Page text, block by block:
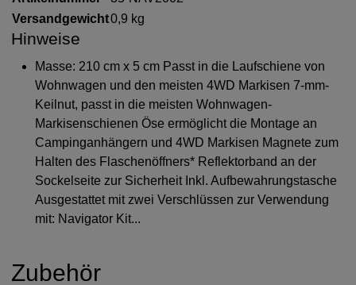
Versandgewicht0,9 kg
Hinweise
Masse: 210 cm x 5 cm Passt in die Laufschiene von
Wohnwagen und den meisten 4WD Markisen 7-mm-
Keilnut, passt in die meisten Wohnwagen-
Markisenschienen Öse ermöglicht die Montage an
Campinganhängern und 4WD Markisen Magnete zum
Halten des Flaschenöffners* Reflektorband an der
Sockelseite zur Sicherheit Inkl. Aufbewahrungstasche
Ausgestattet mit zwei Verschlüssen zur Verwendung
mit: Navigator Kit...
Zubehör